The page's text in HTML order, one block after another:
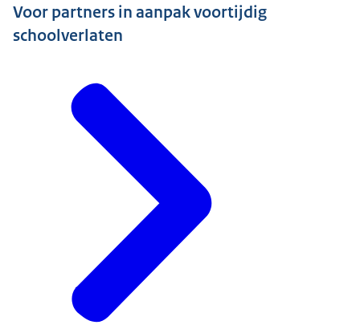
Voor partners in aanpak voortijdig
schoolverlaten